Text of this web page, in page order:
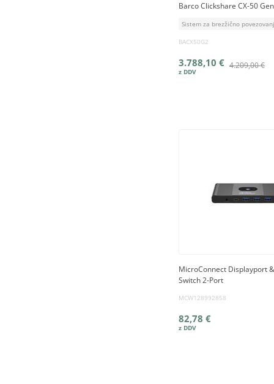
Barco Clickshare CX-50
Sistem za brezžično
BACX50G2
4.209,00 €
3.788,10 €
MicroConnect Displayport
Switch 2-Port
MCW128992858
82,78 €